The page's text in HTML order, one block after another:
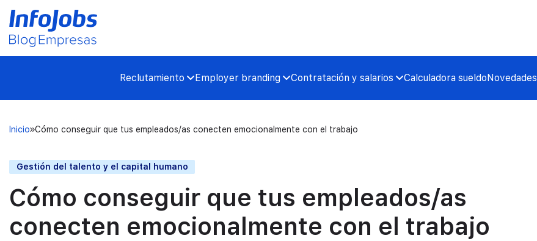
Reclutamiento Employer branding Contratación y salarios Calculadora sueldoNovedades
Inicio Cómo conseguir que tus empleados/as conecten emocionalmente con el trabajo
Gestión del talento y el capital humano
Cómo conseguir que tus empleados/as
conecten emocionalmente con el trabajo